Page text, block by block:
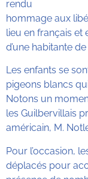
rendu
hommage aux
lieu en français et
d’une habitante
Les enfants se
pigeons blancs
Notons un
les Guilbervillais
américain, M.
Pour l’occasion,
déplacés pour